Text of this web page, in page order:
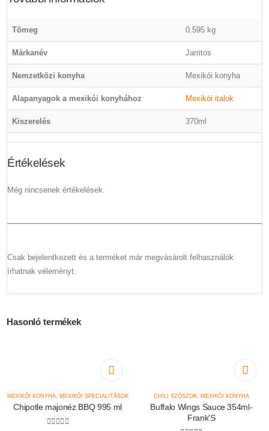
Tömeg 0.595 kg
Márkanév Jarritos
Nemzetközi konyha Mexikói konyha
Alapanyagok a mexikói konyhához Mexikói italok
Kiszerelés 370ml
Értékelések
Még nincsenek értékelések.
Csak bejelentkezett és a terméket már megvásárolt felhasználók
írhatnak véleményt.
Hasonló termékek
MEXIKÓI KONYHA, MEXIKÓI SPECIALITÁSOK
Chipotle majonéz BBQ 995 ml
CHILI SZÓSZOK, MEXIKÓI KONYHA
Buffalo Wings Sauce 354ml-
Frank'S